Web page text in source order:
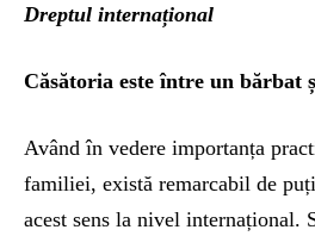
Dreptul internațional
Căsătoria este între un bărbat
Având în vedere importanța
familiei, există remarcabil de
acest sens la nivel internațional.